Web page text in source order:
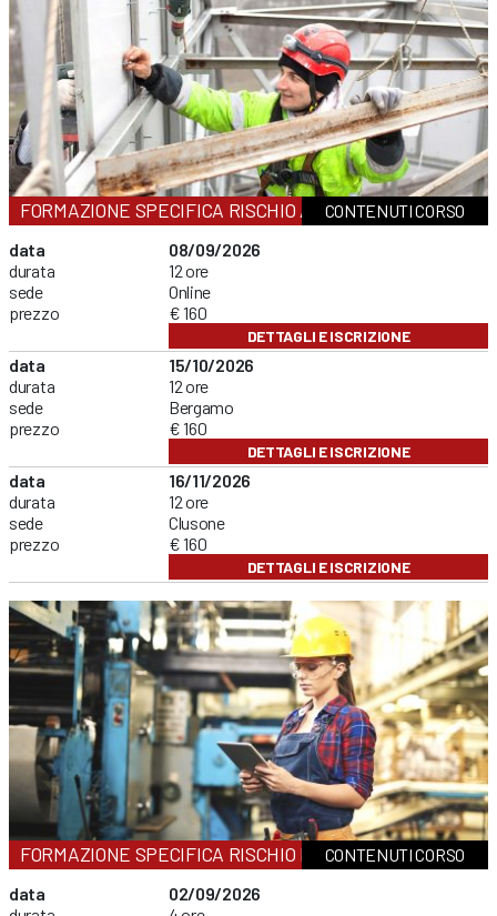
FORMAZIONE SPECIFICA RISCHIO ALTOCONTENUTI CORSO
data
durata
sede
prezzo
08/09/2026
12 ore
Online
€ 160
DETTAGLI E ISCRIZIONE
data
durata
sede
prezzo
15/10/2026
12 ore
Bergamo
€ 160
DETTAGLI E ISCRIZIONE
data
durata
sede
prezzo
16/11/2026
12 ore
Clusone
€ 160
DETTAGLI E ISCRIZIONE
FORMAZIONE SPECIFICA RISCHIO BASSOCONTENUTI CORSO
data
02/09/2026